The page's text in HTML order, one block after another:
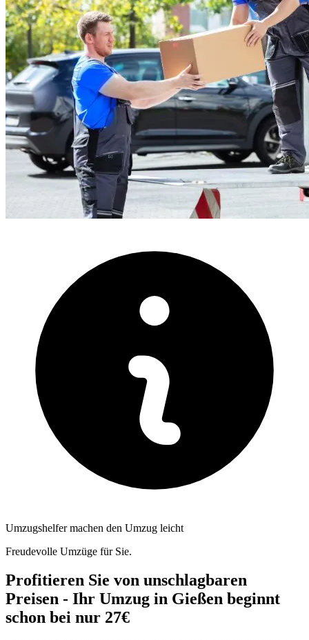
Umzugshelfer machen den Umzug leicht
Freudevolle Umzüge für Sie.
Profitieren Sie von unschlagbaren
Preisen - Ihr Umzug in Gießen beginnt
schon bei nur 27€